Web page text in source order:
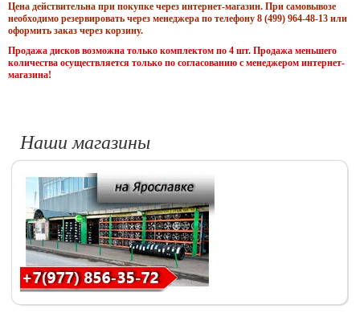
Цена действительна при покупке через интернет-магазин. При самовывозе
необходимо резервировать через менеджера по телефону 8 (499) 964-48-13 или
оформить заказ через корзину.
Продажа дисков возможна только комплектом по 4 шт. Продажа меньшего
количества осуществляется только по согласованию с менеджером интернет-
магазина!
Наши магазины